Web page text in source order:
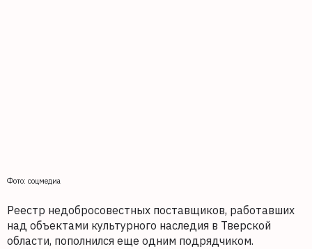
Фото: соцмедиа
Реестр недобросовестных поставщиков, работавших
над объектами культурного наследия в Тверской
области, пополнился еще одним подрядчиком.